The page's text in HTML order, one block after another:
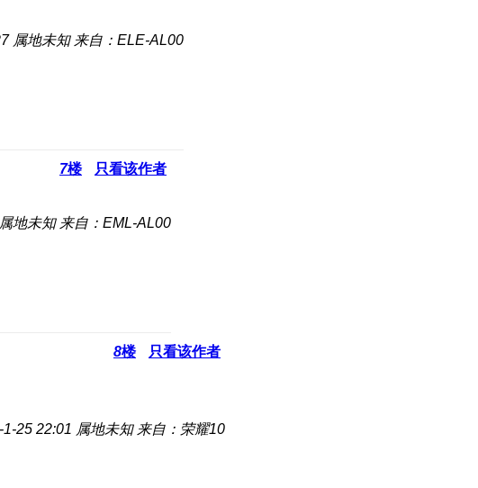
属地未知 来自：ELE-AL00
7楼 只看该作者
属地未知 来自：EML-AL00
8楼 只看该作者
25 22:01 属地未知 来自：荣耀10